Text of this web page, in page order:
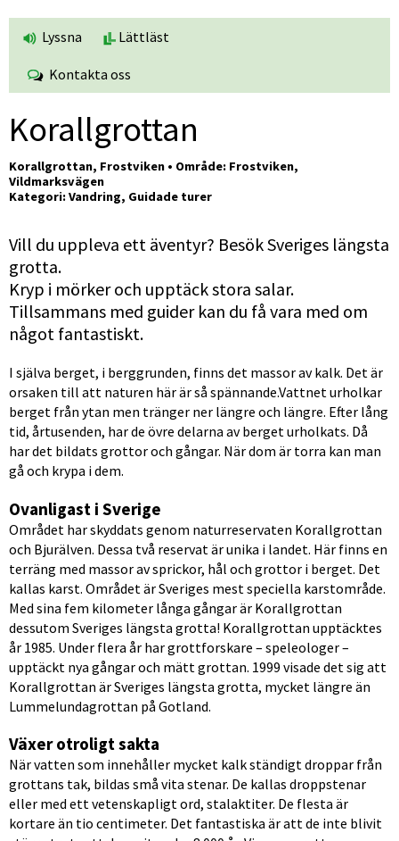
Lyssna Lättläst
Kontakta oss
Korallgrottan
Korallgrottan, Frostviken • Område: Frostviken,
Vildmarksvägen
Kategori: Vandring, Guidade turer
Vill du uppleva ett äventyr? Besök Sveriges längsta
grotta.
Kryp i mörker och upptäck stora salar.
Tillsammans med guider kan du få vara med om
något fantastiskt.
I själva berget, i berggrunden, finns det massor av kalk. Det är
orsaken till att naturen här är så spännande.Vattnet urholkar
berget från ytan men tränger ner längre och längre. Efter lång
tid, årtusenden, har de övre delarna av berget urholkats. Då
har det bildats grottor och gångar. När dom är torra kan man
gå och krypa i dem.
Ovanligast i Sverige
Området har skyddats genom naturreservaten Korallgrottan
och Bjurälven. Dessa två reservat är unika i landet. Här finns en
terräng med massor av sprickor, hål och grottor i berget. Det
kallas karst. Området är Sveriges mest speciella karstområde.
Med sina fem kilometer långa gångar är Korallgrottan
dessutom Sveriges längsta grotta! Korallgrottan upptäcktes
år 1985. Under flera år har grottforskare – speleologer –
upptäckt nya gångar och mätt grottan. 1999 visade det sig att
Korallgrottan är Sveriges längsta grotta, mycket längre än
Lummelundagrottan på Gotland.
Växer otroligt sakta
När vatten som innehåller mycket kalk ständigt droppar från
grottans tak, bildas små vita stenar. De kallas dropp­stenar
eller med ett veten­skapligt ord, stalaktiter. De flesta är
kortare än tio centimeter. Det fantastiska är att de inte blivit